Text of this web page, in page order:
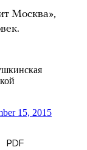
Москва»,
PDF